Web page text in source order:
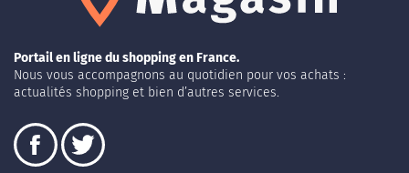
Portail en ligne du shopping en France.
Nous vous accompagnons au quotidien pour vos achats :
actualités shopping et bien d’autres services.